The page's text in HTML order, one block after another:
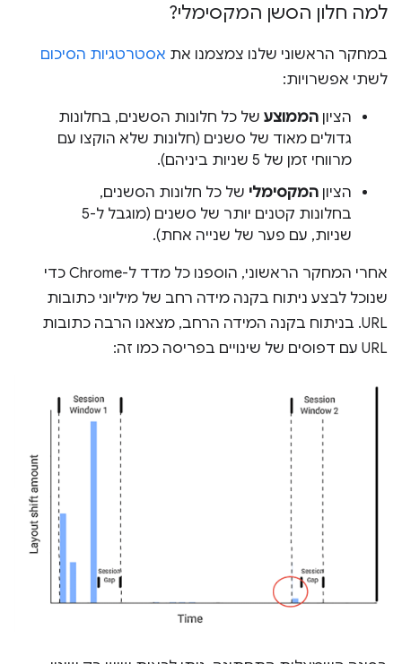
למה חלון הסשן המקסימלי?
במחקר הראשוני שלנו צמצמנו את אסטרטגיות הסיכום
לשתי אפשרויות:
הציון הממוצע של כל חלונות הסשנים, בחלונות
גדולים מאוד של סשנים (חלונות שלא הוקצו עם
מרווחי זמן של 5 שניות ביניהם).
הציון המקסימלי של כל חלונות הסשנים,
בחלונות קטנים יותר של סשנים (מוגבל ל-5
שניות, עם פער של שנייה אחת).
אחרי המחקר הראשוני, הוספנו כל מדד ל-Chrome כדי
שנוכל לבצע ניתוח בקנה מידה רחב של מיליוני כתובות
URL. בניתוח בקנה המידה הרחב, מצאנו הרבה כתובות
URL עם דפוסים של שינויים בפריסה כמו זה: